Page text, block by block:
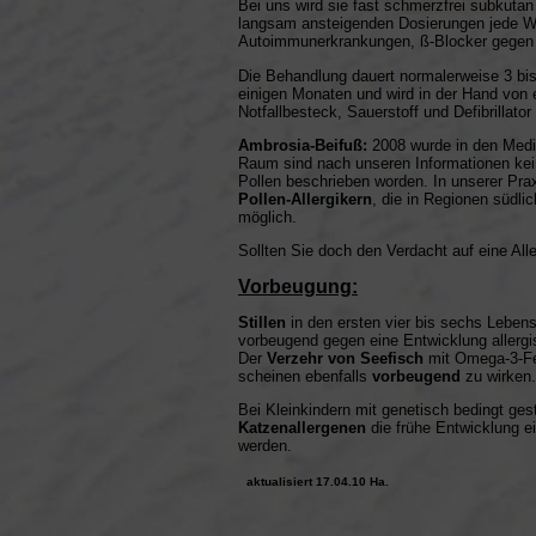
Bei uns wird sie fast schmerzfrei
langsam ansteigenden Dosierungen jede
Autoimmunerkrankungen, ß-Blocker
Die Behandlung dauert normalerweise 3
einigen Monaten und wird in der Hand
Notfallbesteck, Sauerstoff und
Ambrosia-Beifuß: 2008 wurde in den
Raum sind nach unseren Informationen
Pollen beschrieben worden. In unserer
Pollen-Allergikern , die in Regionen
möglich.
Sollten Sie doch den Verdacht auf eine
Vorbeugung:
Stillen in den ersten vier bis sechs
vorbeugend gegen eine Entwicklung
Der Verzehr von Seefisch mit Omega-3-
scheinen ebenfalls vorbeugend zu wirken.
Bei Kleinkindern mit genetisch bedingt
Katzenallergenen die frühe Entwicklung
werden.
aktualisiert 17.04.10 Ha.